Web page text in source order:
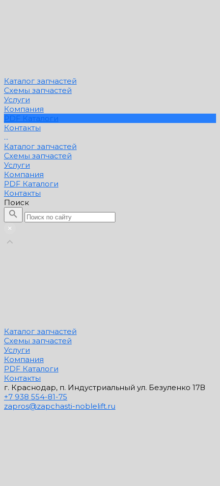
Каталог запчастей
Схемы запчастей
Услуги
Компания
PDF Каталоги
Контакты
...
Каталог запчастей
Схемы запчастей
Услуги
Компания
PDF Каталоги
Контакты
Поиск
Каталог запчастей
Схемы запчастей
Услуги
Компания
PDF Каталоги
Контакты
г. Краснодар, п. Индустриальный ул. Безуленко 17В
+7 938 554-81-75
zapros@zapchasti-noblelift.ru